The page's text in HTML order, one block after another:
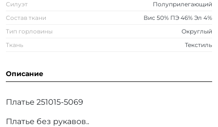
Силуэт
Полуприлегающий
Состав ткани
Вис 50% ПЭ 46% Эл 4%
Тип горловины
Округлый
Ткань
Текстиль
Описание
Платье 251015-5069
Платье без рукавов..